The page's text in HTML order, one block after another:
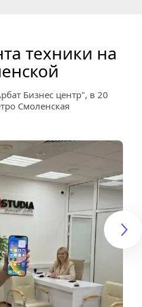
техники на
Бизнес центр", в 20
Смоленская